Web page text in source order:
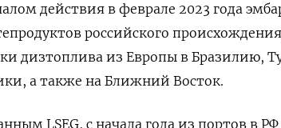
действия в феврале 2023 года
российского
дизтоплива из Европы в Бразилию,
а также на Ближний Восток.
LSEG, с начала года из портов в